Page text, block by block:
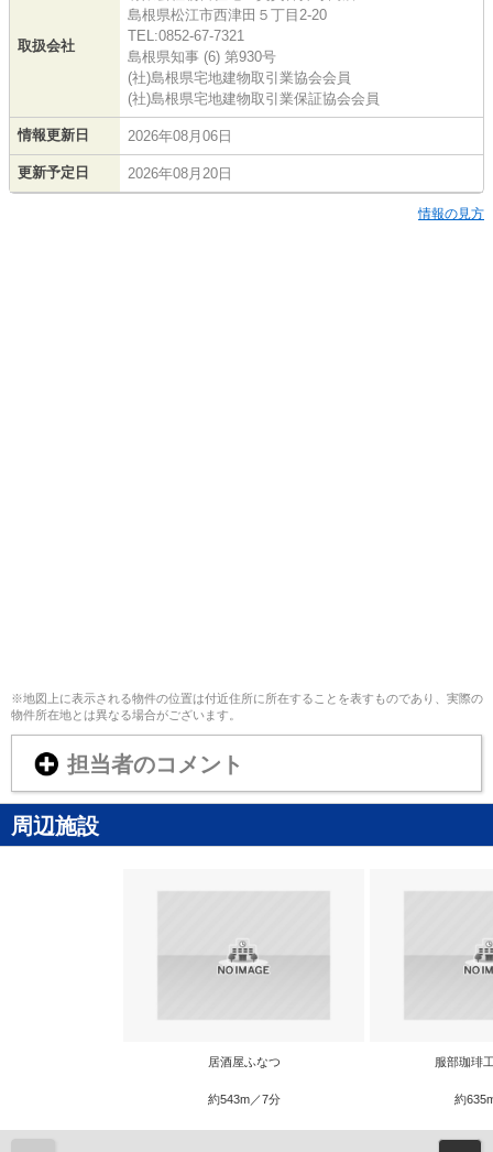
取扱会社
島根県松江市西津田５丁目2-20
TEL:0852-67-7321
島根県知事 (6) 第930号
(社)島根県宅地建物取引業協会会員
(社)島根県宅地建物取引業保証協会会員
情報更新日 2026年08月06日
更新予定日 2026年08月20日
情報の見方
※地図上に表示される物件の位置は付近住所に所在することを表すものであり、実際の
物件所在地とは異なる場合がございます。
担当者のコメント
周辺施設
居酒屋ふなつ
約543m／7分
服部珈琲
約